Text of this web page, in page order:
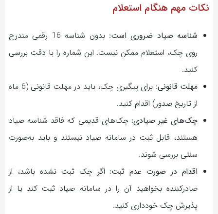
نکات مهم هنگام استعلام
شناسه صیاد ضروری است
: بدون شناسه 16 رقمی مندرج
روی چک، استعلام ممکن نیست. این شماره را با دقت بررسی
کنید.
مهلت قانونی
: برای پیگیری چک، باید در مهلت قانونی (6 ماه
از تاریخ صدور) اقدام کنید.
چک‌های غیر صیادی: چک‌های قدیمی که فاقد شناسه صیاد
هستند، قابل ثبت در سامانه صیاد نیستند و باید به‌صورت
سنتی بررسی شوند.
اقدام در صورت عدم ثبت: اگر چک ثبت نشده باشد، از
صادرکننده بخواهید آن را در سامانه صیاد ثبت کند یا از
پذیرش چک خودداری کنید.